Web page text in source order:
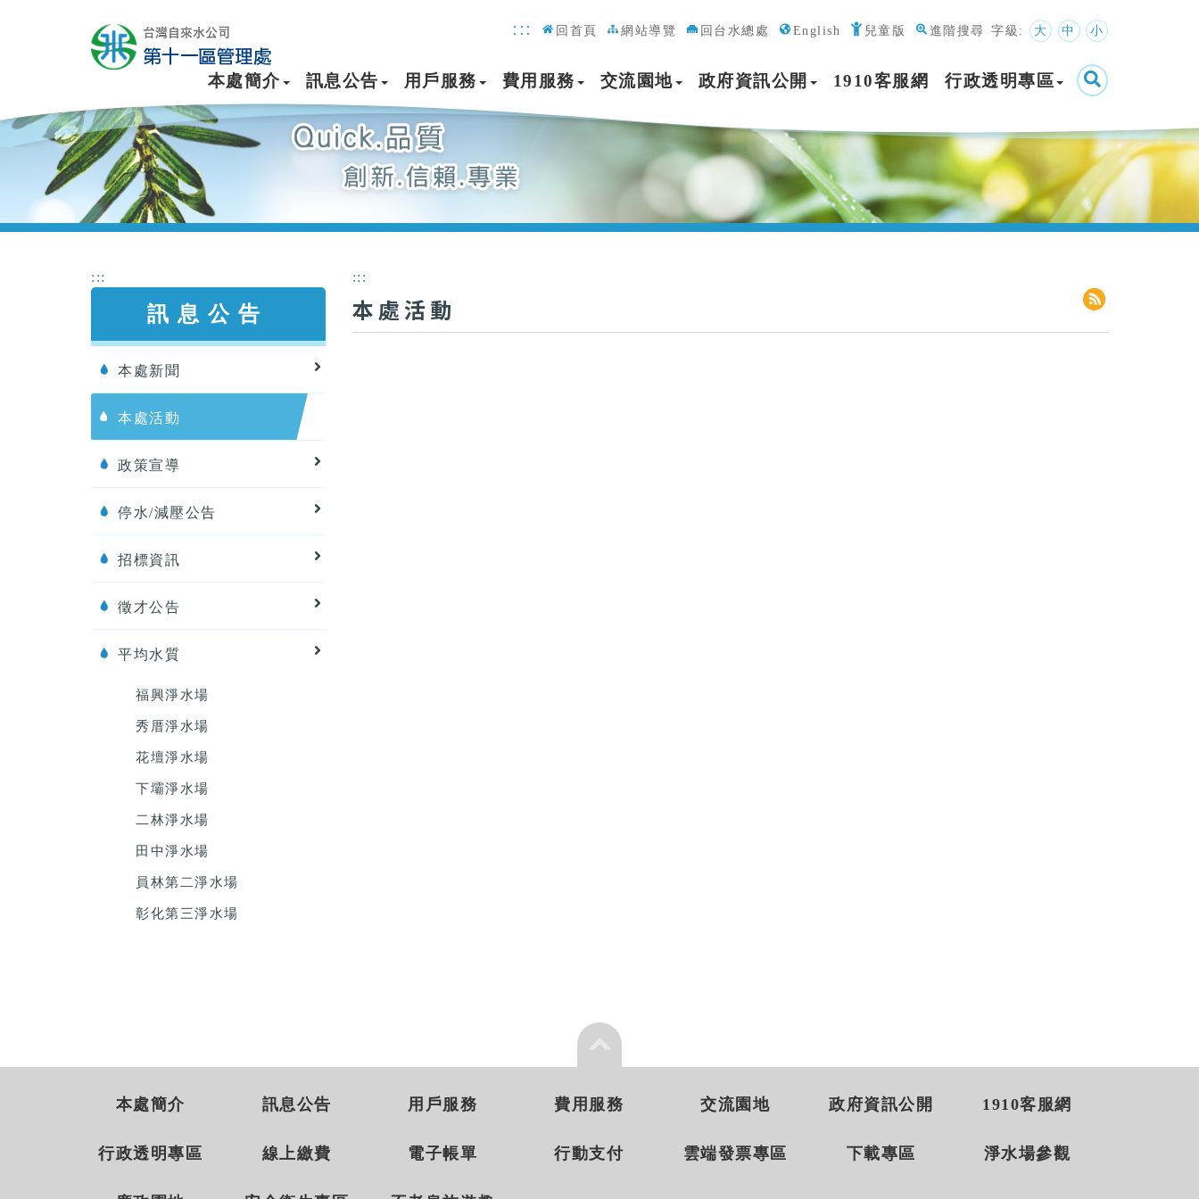
::: 回首頁 網站導覽 回台水總處 English 兒童版 進階搜尋 字級: 大 中 小
本處簡介 訊息公告 用戶服務 費用服務 交流園地 政府資訊公開 1910客服網 行政透明專區
:::
訊息公告
本處新聞
本處活動
政策宣導
停水/減壓公告
招標資訊
徵才公告
平均水質
福興淨水場
秀厝淨水場
花壇淨水場
下壩淨水場
二林淨水場
田中淨水場
員林第二淨水場
彰化第三淨水場
:::
本處活動
本處簡介 訊息公告 用戶服務 費用服務 交流園地 政府資訊公開 1910客服網
行政透明專區 線上繳費 電子帳單 行動支付 雲端發票專區 下載專區 淨水場參觀